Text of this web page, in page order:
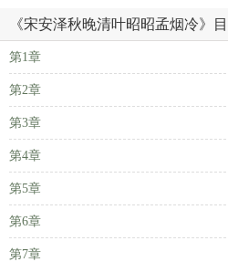
《宋安泽秋晚清叶昭昭孟烟冷》
第1章
第2章
第3章
第4章
第5章
第6章
第7章